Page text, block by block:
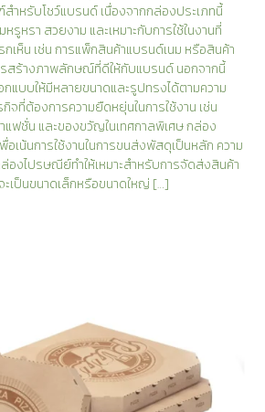
ำหรับโชว์แบรนด์ เนื่องจากกล่องประเภทนี้
รูหรา สวยงาม และเหมาะกับการใช้ในงานที่
เห็น เช่น การแพ็กสินค้าแบรนด์เนม หรือสินค้า
สร้างภาพลักษณ์ที่ดีให้กับแบรนด์ นอกจากนี้
แบบให้มีหลายขนาดและรูปทรงได้ตามความ
กิจที่ต้องการความยืดหยุ่นในการใช้งาน เช่น
ฟชั่น และของขวัญในเทศกาลพิเศษ กล่อง
เน้นการใช้งานในการขนส่งพัสดุเป็นหลัก ความ
องไปรษณีย์ทำให้เหมาะสำหรับการจัดส่งสินค้า
ะเป็นขนาดเล็กหรือขนาดใหญ่ […]